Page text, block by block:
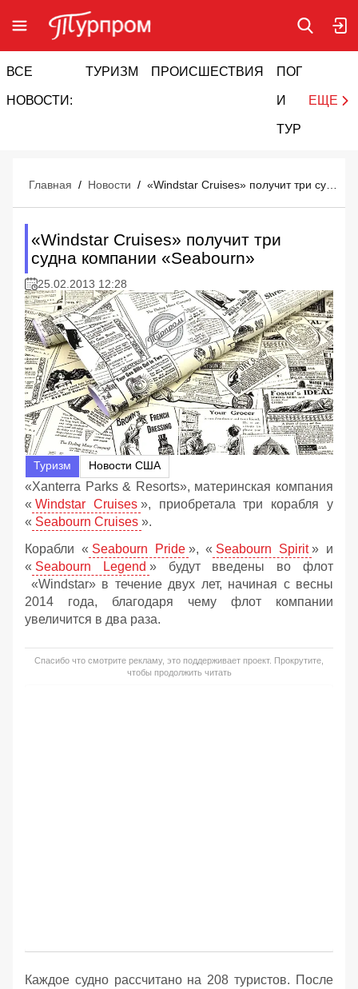
ВСЕ
НОВОСТИ:
ТУРИЗМ ПРОИСШЕСТВИЯ ПОГОДА
И
ТУРИЗМ
ЕЩЕ
Главная / Новости /
«Windstar Cruises» получит три
судна компании «Seabourn»
25.02.2013 12:28
Туризм Новости США
«Xanterra Parks & Resorts», материнская компания
« Windstar Cruises », приобретала три корабля у
« Seabourn Cruises ».
Корабли « Seabourn Pride », « Seabourn Spirit » и
« Seabourn Legend » будут введены во флот
«Windstar» в течение двух лет, начиная с весны
2014 года, благодаря чему флот компании
увеличится в два раза.
Спасибо что смотрите рекламу, это поддерживает проект. Прокрутите,
чтобы продолжить читать
Каждое судно рассчитано на 208 туристов. После